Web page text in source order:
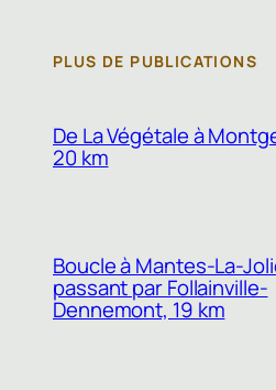
PLUS DE PUBLICATIONS
De La Végétale à
20 km
Boucle à Mantes-La-
passant par Follainville-
Dennemont, 19 km